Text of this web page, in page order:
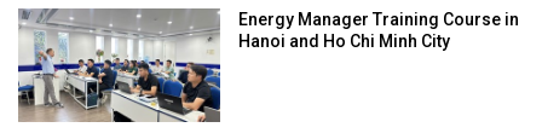
Energy Manager Training Course in
Hanoi and Ho Chi Minh City